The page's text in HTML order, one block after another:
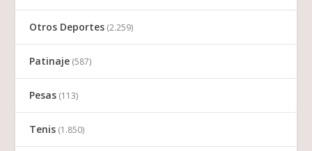
Otros Deportes (2.259)
Patinaje (587)
Pesas (113)
Tenis (1.850)